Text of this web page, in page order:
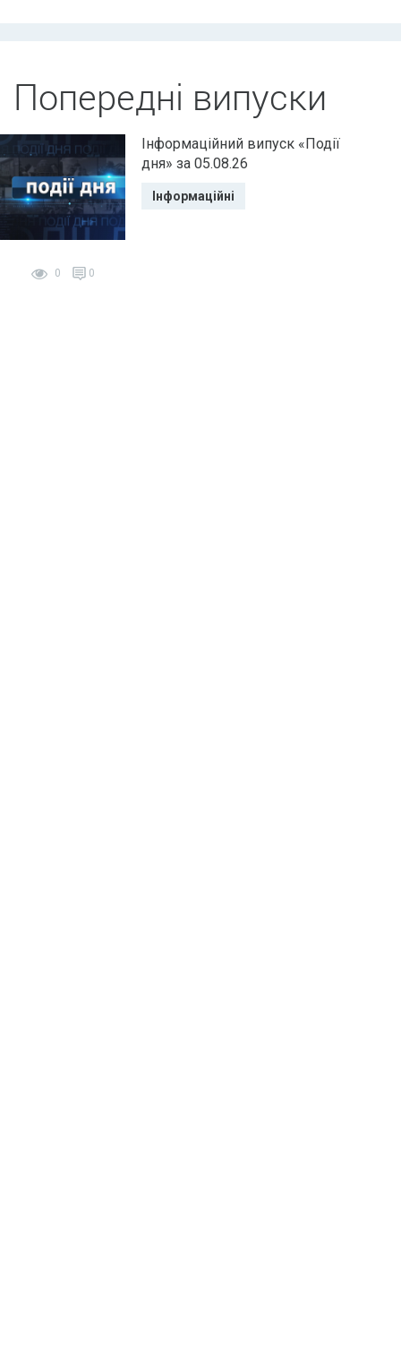
Попередні випуски
0 0
Інформаційний випуск «Події
дня» за 05.08.26
Інформаційні